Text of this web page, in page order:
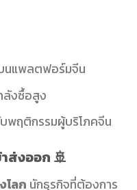
นแพลตฟอร์มจีน
ลังซื้อสูง
พฤติกรรมผู้บริโภคจีน
ส่งออก 🚢
โลก นักธุรกิจที่ต้องการ